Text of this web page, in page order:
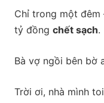
Chỉ trong một đêm
tỷ đồng chết sạch.
Bà vợ ngồi bên bờ
Trời ơi, nhà mình